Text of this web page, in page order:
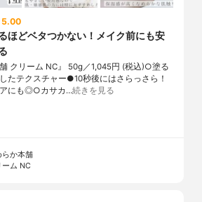
5.00
ほどベタつかない！メイク前にも安
舗 クリーム NC』 50g／1,045円 (税込)○塗る
たテクスチャー●10秒後にはさらっさら！
アにも◎○カサカ…続きを見る
らか本舗
ーム NC